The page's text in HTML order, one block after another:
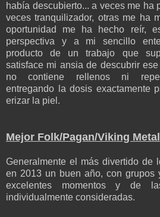
había descubierto... a veces me ha
veces tranquilizador, otras me ha
oportunidad me ha hecho reír,
perspectiva y a mi sencillo
producto de un trabajo que
satisface mi ansia de descubrir
no contiene rellenos ni
entregando la dosis exactamente
erizar la piel.
Mejor Folk/Pagan/Viking Metal
Generalmente el más divertido de
en 2013 un buen año, con grupos
excelentes momentos y de
individualmente consideradas.